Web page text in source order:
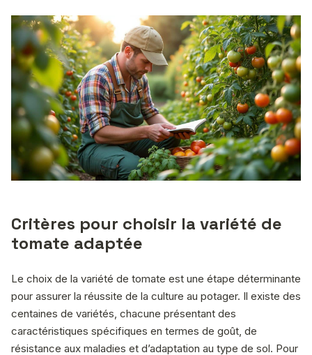
Critères pour choisir la variété de
tomate adaptée
Le choix de la variété de tomate est une étape déterminante
pour assurer la réussite de la culture au potager. Il existe des
centaines de variétés, chacune présentant des
caractéristiques spécifiques en termes de goût, de
résistance aux maladies et d’adaptation au type de sol. Pour